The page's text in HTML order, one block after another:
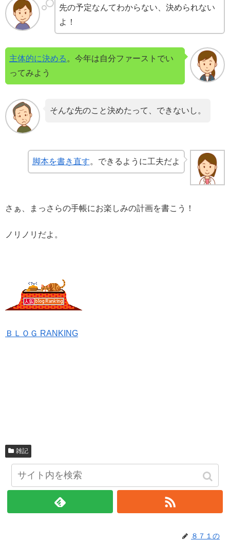
先の予定なんてわからない、決められない
よ！
主体的に決める 。今年は自分ファーストでい
ってみよう
そんな先のこと決めたって、できないし。
脚本を書き直す。できるように工夫だよ
さぁ、まっさらの手帳にお楽しみの計画を書こう！
ノリノリだよ。
ＢＬＯＧ RANKING
雑記
８７１のをフォローする
８７１の